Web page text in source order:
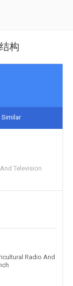
构
Similar
Television
Radio And